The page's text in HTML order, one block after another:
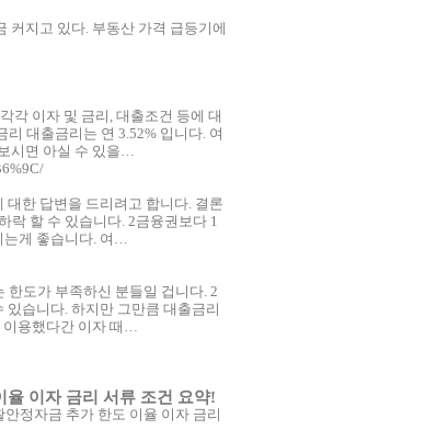
커지고 있다. 부동산 가격 급등기에
각 이자 및 금리, 대출조건 등에 대
대출금리는 연 3.52% 입니다. 여
시면 아실 수 있을…
한 답변을 드리려고 합니다. 결론
락 할 수 있습니다. 2금융권보다 1
는게 좋습니다. 여…
한도가 부족하신 분들일 겁니다. 2
습니다. 하지만 그만큼 대출금리
이용했다간 이자 때…
이자 금리 서류 조건 요약!
정자금 추가 한도 이율 이자 금리